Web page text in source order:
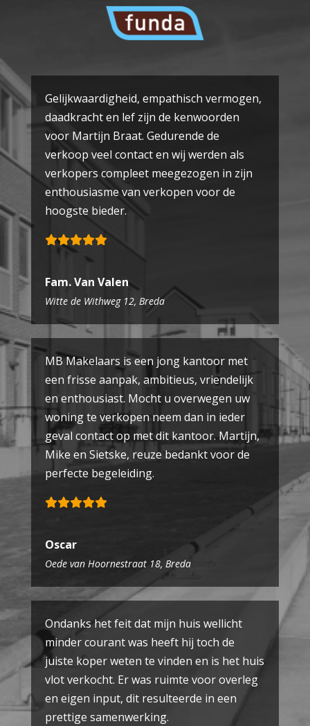
Gelijkwaardigheid, empathisch vermogen,
daadkracht en lef zijn de kenwoorden
voor Martijn Braat. Gedurende de
verkoop veel contact en wij werden als
verkopers compleet meegezogen in zijn
enthousiasme van verkopen voor de
hoogste bieder.
Fam. Van Valen
Witte de Withweg 12, Breda
MB Makelaars is een jong kantoor met
een frisse aanpak, ambitieus, vriendelijk
en enthousiast. Mocht u overwegen uw
woning te verkopen neem dan in ieder
geval contact op met dit kantoor. Martijn,
Mike en Sietske, reuze bedankt voor de
perfecte begeleiding.
Oscar
Oede van Hoornestraat 18, Breda
Ondanks het feit dat mijn huis wellicht
minder courant was heeft hij toch de
juiste koper weten te vinden en is het huis
vlot verkocht. Er was ruimte voor overleg
en eigen input, dit resulteerde in een
prettige samenwerking.